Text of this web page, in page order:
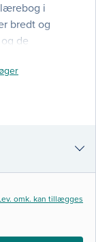
i
bredt og
de
ved en
omk. kan tillægges